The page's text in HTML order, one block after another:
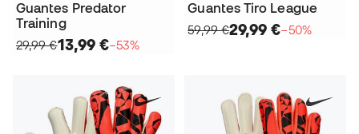
Guantes Predator
Training
29,99 €13,99 €−53%
Guantes Tiro League
59,99 €29,99 €−50%